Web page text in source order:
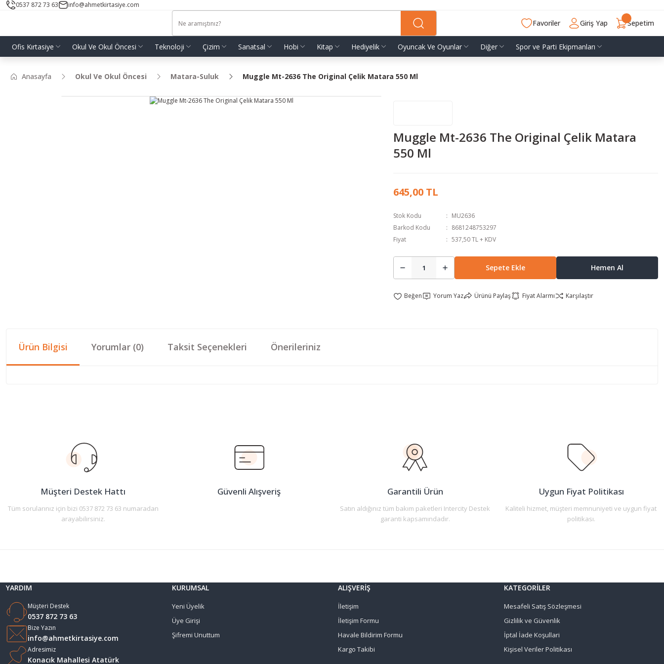
0537 872 73 63 info@ahmetkirtasiye.com
Favoriler Giriş Yap Sepetim
Ofis Kırtasiye Okul Ve Okul Öncesi Teknoloji Çizim Sanatsal Hobi Kitap Hediyelik Oyuncak Ve Oyunlar Diğer Spor ve Parti Ekipmanları
Anasayfa Okul Ve Okul Öncesi Matara-Suluk Muggle Mt-2636 The Original Çelik Matara 550 Ml
Muggle Mt-2636 The Original Çelik Matara
550 Ml
645,00 TL
Stok Kodu
MU2636
Barkod Kodu
8681248753297
Fiyat
537,50 TL + KDV
Sepete Ekle Hemen Al
Yorum Yaz Ürünü Paylaş Fiyat Alarmı Karşılaştır
Ürün Bilgisi Yorumlar (0) Taksit Seçenekleri Önerileriniz
Ürün açıklamasında eksik bilgiler bulunuyor.
Ürün bilgilerinde hatalar bulunuyor.
Bu ürüne benzer farklı alternatifler olmalı.
Müşteri Destek Hattı
Tüm sorularınız için bizi 0537 872 73 63 numaradan
arayabilirsiniz.
Güvenli Alışveriş Garantili Ürün
Satın aldığınız tüm bakım paketleri Intercity Destek
garanti kapsamındadır.
Uygun Fiyat Politikası
Kaliteli hizmet, müşteri memnuniyeti ve uygun fiyat
politikası.
YARDIM
Müşteri Destek
0537 872 73 63
Bize Yazın
info@ahmetkirtasiye.com
Adresimiz
Konacık Mahallesi Atatürk
KURUMSAL
Yeni Üyelik
Üye Girişi
Şifremi Unuttum
ALIŞVERİŞ
İletişim
İletişim Formu
Havale Bildirim Formu
Kargo Takibi
KATEGORİLER
Mesafeli Satış Sözleşmesi
Gizlilik ve Güvenlik
İptal İade Koşullari
Kişisel Veriler Politikası